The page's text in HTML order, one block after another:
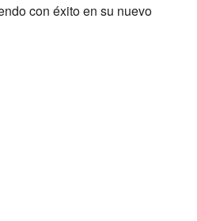
con éxito en su nuevo